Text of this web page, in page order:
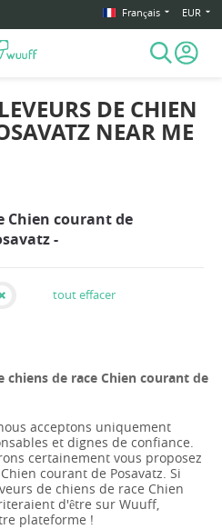
Français EUR
DE CHIEN
NEAR ME
Chien courant de
-
tout effacer
chiens de race Chien courant de
acceptons uniquement
et dignes de confiance.
certainement vous proposez
courant de Posavatz. Si
de chiens de race Chien
d'être sur Wuuff,
plateforme !